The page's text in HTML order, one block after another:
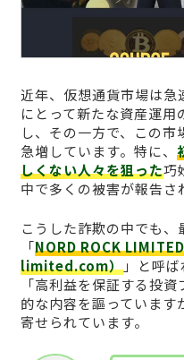
近年、仮想通貨市場は急
にとって新たな資産運用
し、その一方で、この
急増しています。特に、
しくない人々を狙った巧
中で多くの被害が報告さ
こうした詐欺の中でも
「NORD ROCK
limited.com）」と呼ば
「高利益を保証する投
的な内容を謳っていま
寄せられています。